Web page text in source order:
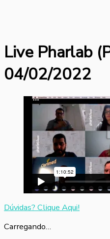
Live Pharlab
04/02/2022
Dúvidas? Clique Aqui!
Carregando…